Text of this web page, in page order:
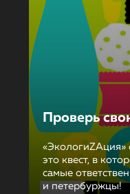
Проверь
это квест, в
самые
и петербуржцы!